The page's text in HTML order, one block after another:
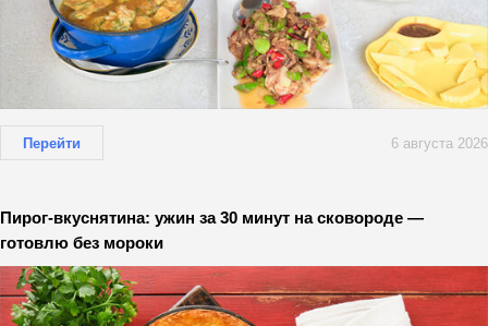
Перейти 6 августа 2026
Пирог-вкуснятина: ужин за 30 минут на сковороде —
готовлю без мороки